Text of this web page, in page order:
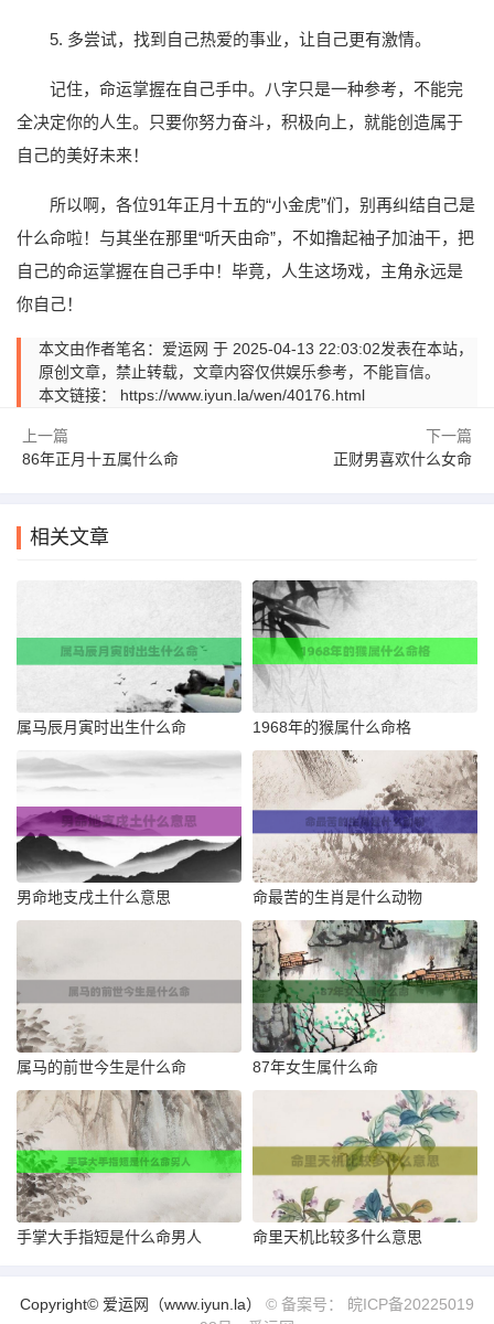
5. 多尝试，找到自己热爱的事业，让自己更有激情。
记住，命运掌握在自己手中。八字只是一种参考，不能完
全决定你的人生。只要你努力奋斗，积极向上，就能创造属于
自己的美好未来！
所以啊，各位91年正月十五的“小金虎”们，别再纠结自己是
什么命啦！与其坐在那里“听天由命”，不如撸起袖子加油干，把
自己的命运掌握在自己手中！毕竟，人生这场戏，主角永远是
你自己！
本文由作者笔名：爱运网 于 2025-04-13 22:03:02发表在本站，
原创文章，禁止转载，文章内容仅供娱乐参考，不能盲信。
本文链接： https://www.iyun.la/wen/40176.html
上一篇
86年正月十五属什么命
下一篇
正财男喜欢什么女命
相关文章
属马辰月寅时出生什么命 1968年的猴属什么命格
男命地支戌土什么意思 命最苦的生肖是什么动物
属马的前世今生是什么命 87年女生属什么命
手掌大手指短是什么命男人 命里天机比较多什么意思
Copyright© 爱运网（www.iyun.la） © 备案号： 皖ICP备20225019